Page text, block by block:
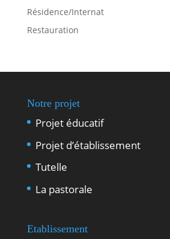
Résidence/Internat
Restauration
Notre projet
Projet éducatif
Projet d’établissement
Tutelle
La pastorale
Etablissement